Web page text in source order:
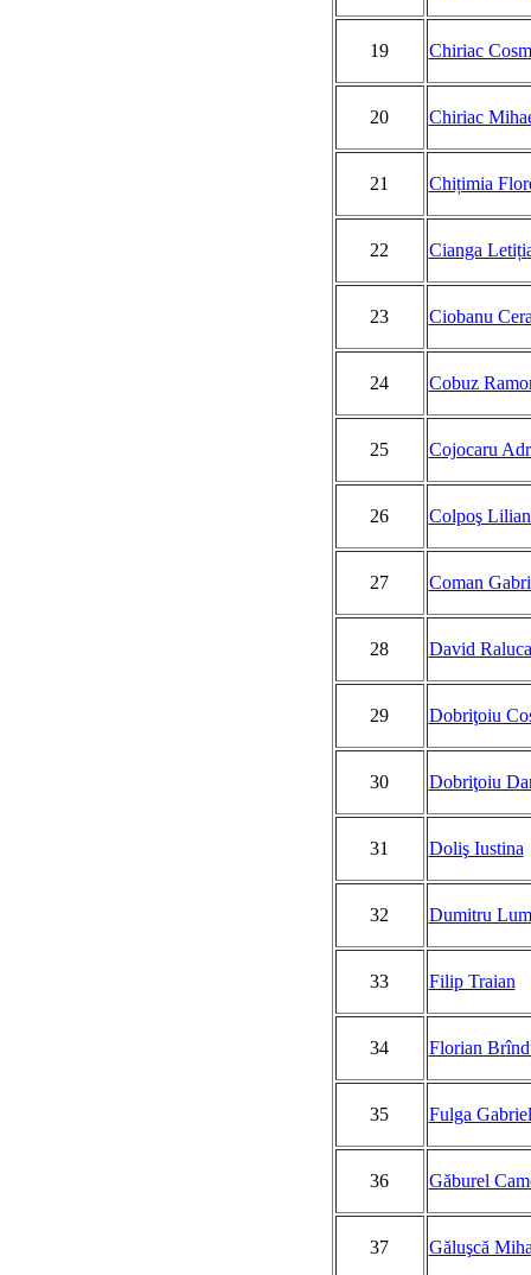
19 Chiriac
20 Chiriac
21 Chițimia
22 Cianga
23 Ciobanu
24 Cobuz
25 Cojocaru
26 Colpoş
27 Coman
28 David Raluca
29 Dobriţoiu
30 Dobriţoiu
31 Doliş Iustina
32 Dumitru
33 Filip Traian
34 Florian
35 Fulga
36 Găburel
37 Găluşcă